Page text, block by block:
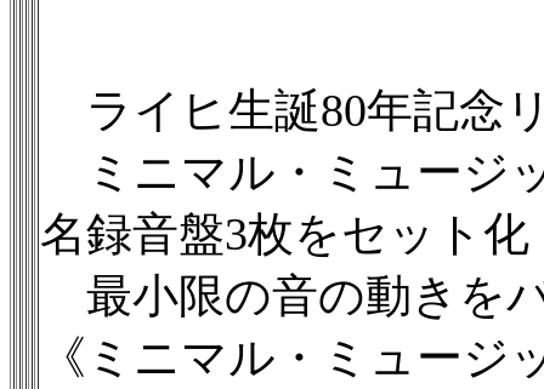
ライヒ生誕80年記念
ミニマル・ミュージ
名録音盤3枚をセット化
最小限の音の動きを
《ミニマル・ミュージ